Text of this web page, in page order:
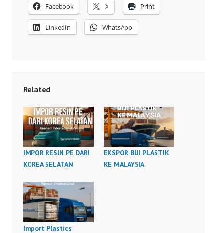
Facebook X Print
LinkedIn WhatsApp
Related
IMPOR RESIN PE DARI
KOREA SELATAN
EKSPOR BIJI PLASTIK
KE MALAYSIA
Import Plastics